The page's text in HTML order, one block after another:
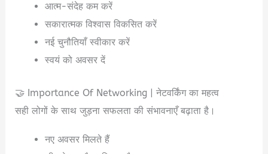
आत्म-संदेह कम करें
सकारात्मक विश्वास विकसित करें
नई चुनौतियाँ स्वीकार करें
स्वयं को अवसर दें
🤝 Importance Of Networking | नेटवर्किंग का महत्व
सही लोगों के साथ जुड़ना सफलता की संभावनाएँ बढ़ाता है।
नए अवसर मिलते हैं